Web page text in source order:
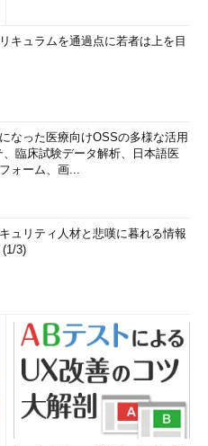
キュラムを通過点に若者は上を目
なった医療向けOSSの多様な活用
臨床試験データ解析、日本語医
ォーム、画...
ュリティ人材と悲嘆に暮れる情報
3)